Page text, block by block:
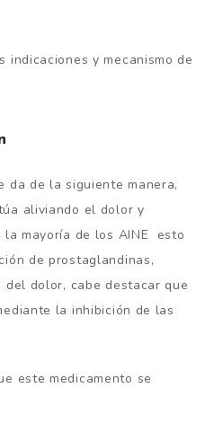
indicaciones y mecanismo de
da de la siguiente manera,
aliviando el dolor y
mayoría de los AINE esto
de prostaglandinas,
dolor, cabe destacar que
la inhibición de las
este medicamento se